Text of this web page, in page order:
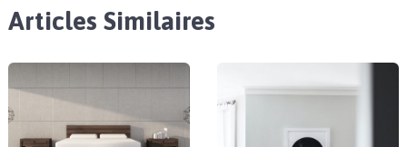
Articles Similaires